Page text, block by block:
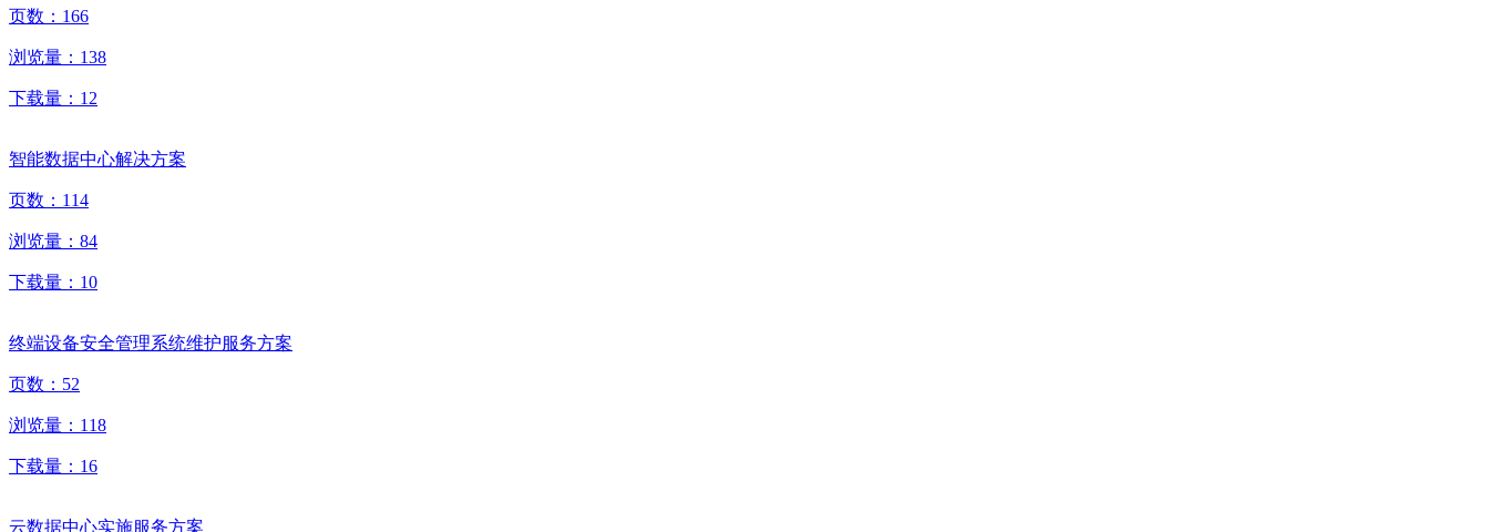
页数： 166
浏览量： 138
下载量： 12
智能数据中心解决方案
页数： 114
浏览量： 84
下载量： 10
终端设备安全管理系统维护服务方案
页数： 52
浏览量： 118
下载量： 16
云数据中心实施服务方案